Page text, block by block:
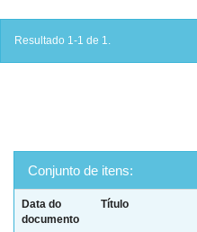
Resultado 1-1 de 1.
Conjunto de itens:
Data do
documento
Título